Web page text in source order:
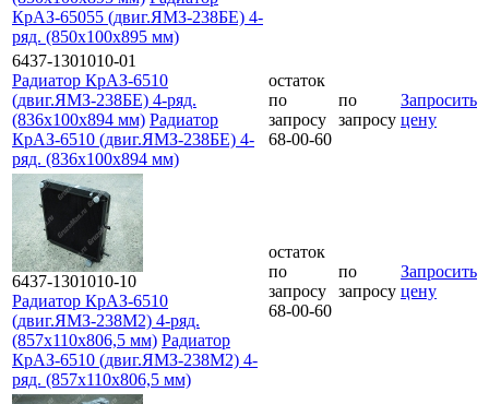
КрАЗ-65055 (двиг.ЯМЗ-238БЕ) 4-
ряд. (850x100x895 мм)
6437-1301010-01
Радиатор КрАЗ-6510
(двиг.ЯМЗ-238БЕ) 4-ряд.
(836x100x894 мм) Радиатор
КрАЗ-6510 (двиг.ЯМЗ-238БЕ) 4-
ряд. (836x100x894 мм)
остаток
по
запросу
68-00-60
по
запросу
Запросить
цену
6437-1301010-10
Радиатор КрАЗ-6510
(двиг.ЯМЗ-238М2) 4-ряд.
(857x110x806,5 мм) Радиатор
КрАЗ-6510 (двиг.ЯМЗ-238М2) 4-
ряд. (857x110x806,5 мм)
остаток
по
запросу
68-00-60
по
запросу
Запросить
цену